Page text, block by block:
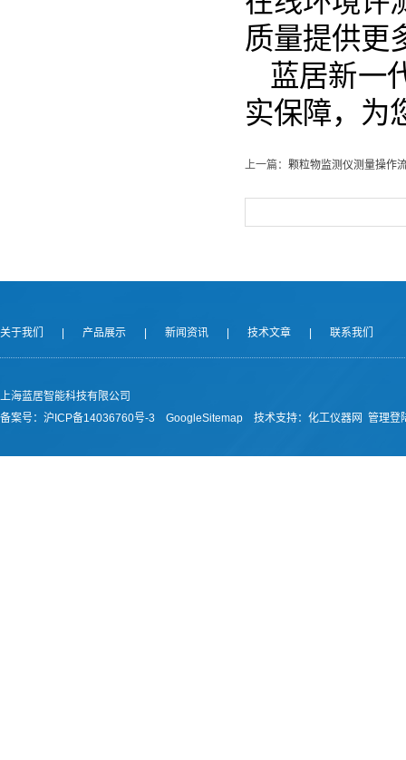
质量提供更
蓝居新一
实保障，为
上一篇： 颗粒物监测仪测量操作
关于我们 产品展示 新闻资讯 技术文章 联系我们
上海蓝居智能科技有限公司
备案号： 沪ICP备14036760号-3 GoogleSitemap 技术支持： 化工仪器网 管理登